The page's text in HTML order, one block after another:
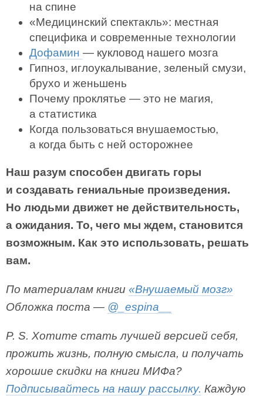
на спине
«Медицинский спектакль»: местная
специфика и современные технологии
Дофамин — кукловод нашего мозга
Гипноз, иглоукалывание, зеленый смузи,
брухо и женьшень
Почему проклятье — это не магия,
а статистика
Когда пользоваться внушаемостью,
а когда быть с ней осторожнее
Наш разум способен двигать горы
и создавать гениальные произведения.
Но людьми движет не действительность,
а ожидания. То, чего мы ждем, становится
возможным. Как это использовать, решать
вам.
По материалам книги «Внушаемый мозг»
Обложка поста — @_espina__
P. S. Хотите стать лучшей версией себя,
прожить жизнь, полную смысла, и получать
хорошие скидки на книги МИФа?
Подписывайтесь на нашу рассылку. Каждую